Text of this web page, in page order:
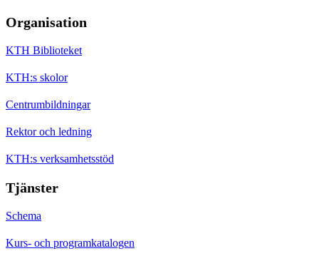
Organisation
KTH Biblioteket
KTH:s skolor
Centrumbildningar
Rektor och ledning
KTH:s verksamhetsstöd
Tjänster
Schema
Kurs- och programkatalogen